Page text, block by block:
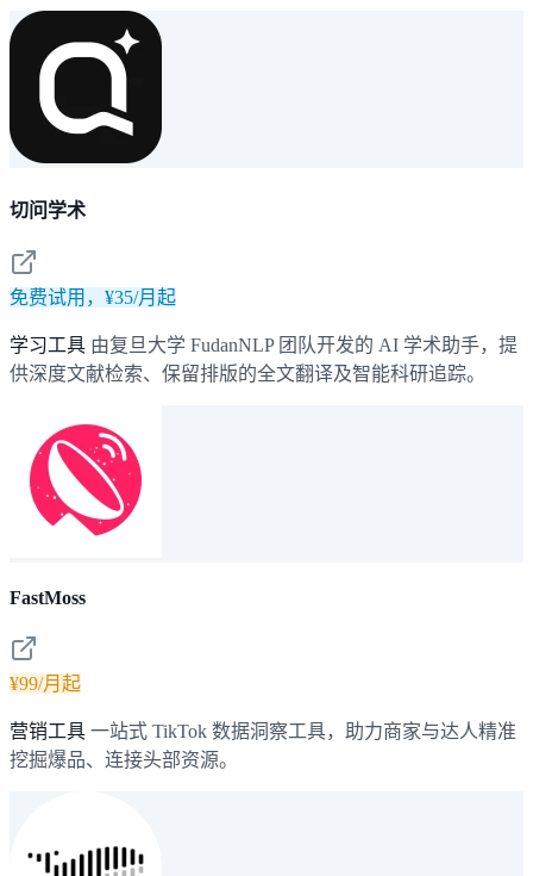
切问学术
免费试用，¥35/月起
学习工具 由复旦大学 FudanNLP 团队开发的 AI 学术助手，提
供深度文献检索、保留排版的全文翻译及智能科研追踪。
FastMoss
¥99/月起
营销工具 一站式 TikTok 数据洞察工具，助力商家与达人精准
挖掘爆品、连接头部资源。